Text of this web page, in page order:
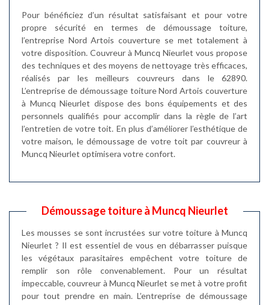
Pour bénéficiez d’un résultat satisfaisant et pour votre
propre sécurité en termes de démoussage toiture,
l’entreprise Nord Artois couverture se met totalement à
votre disposition. Couvreur à Muncq Nieurlet vous propose
des techniques et des moyens de nettoyage très efficaces,
réalisés par les meilleurs couvreurs dans le 62890.
L’entreprise de démoussage toiture Nord Artois couverture
à Muncq Nieurlet dispose des bons équipements et des
personnels qualifiés pour accomplir dans la règle de l’art
l’entretien de votre toit. En plus d’améliorer l’esthétique de
votre maison, le démoussage de votre toit par couvreur à
Muncq Nieurlet optimisera votre confort.
Démoussage toiture à Muncq Nieurlet
Les mousses se sont incrustées sur votre toiture à Muncq
Nieurlet ? Il est essentiel de vous en débarrasser puisque
les végétaux parasitaires empêchent votre toiture de
remplir son rôle convenablement. Pour un résultat
impeccable, couvreur à Muncq Nieurlet se met à votre profit
pour tout prendre en main. L’entreprise de démoussage